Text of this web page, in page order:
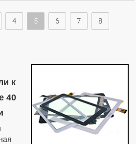
4 5 6 7 8
к
40